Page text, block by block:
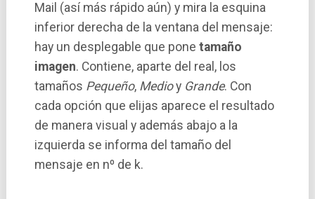
Mail (así­ más rápido aún) y mira la esquina
inferior derecha de la ventana del mensaje:
hay un desplegable que pone tamaño
imagen. Contiene, aparte del real, los
tamaños Pequeño, Medioy Grande. Con
cada opción que elijas aparece el resultado
de manera visual y además abajo a la
izquierda se informa del tamaño del
mensaje en nº de k.